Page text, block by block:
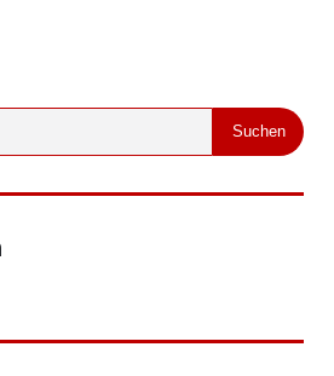
Suchen